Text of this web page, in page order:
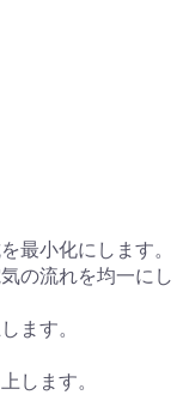
最小化にします。
の流れを均一にし
ます。
します。